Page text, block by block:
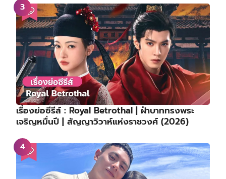
เรื่องย่อซีรีส์ : Royal Betrothal | ฝ่าบาททรงพระ
เจริญหมื่นปี | สัญญาวิวาห์แห่งราชวงศ์ (2026)